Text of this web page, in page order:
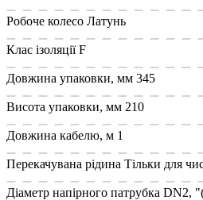
Робоче колесо Латунь
Клас ізоляції F
Довжина упаковки, мм 345
Висота упаковки, мм 210
Довжина кабелю, м 1
Перекачувана рідина Тільки для
Діаметр напірного патрубка DN2,